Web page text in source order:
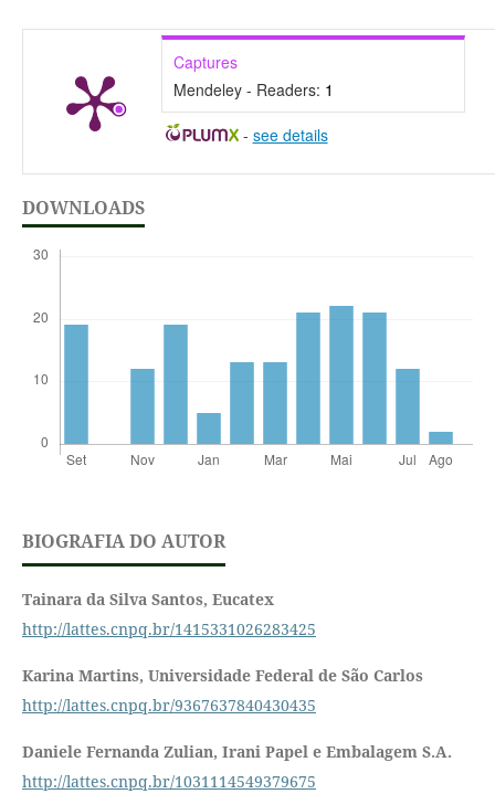
Captures
Mendeley - Readers: 1
- see details
DOWNLOADS
BIOGRAFIA DO AUTOR
Tainara da Silva Santos, Eucatex
http://lattes.cnpq.br/1415331026283425
Karina Martins, Universidade Federal de São Carlos
http://lattes.cnpq.br/9367637840430435
Daniele Fernanda Zulian, Irani Papel e Embalagem S.A.
http://lattes.cnpq.br/1031114549379675